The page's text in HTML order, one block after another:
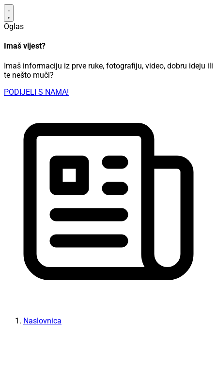
Oglas
Imaš vijest?
Imaš informaciju iz prve ruke, fotografiju, video, dobru ideju ili
te nešto muči?
PODIJELI S NAMA!
Naslovnica